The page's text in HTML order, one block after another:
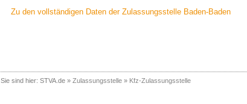
Zu den vollständigen Daten der Zulassungsstelle Baden-Baden
Sie sind hier: STVA.de» Zulassungsstelle» Kfz-Zulassungsstelle